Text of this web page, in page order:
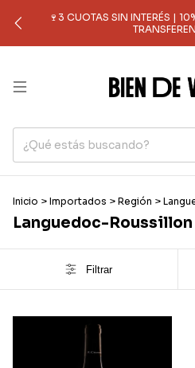
🍷3 CUOTAS SIN INTERÉS |
Inicio > Importados > Región >
Languedoc-Roussillon
Filtrar